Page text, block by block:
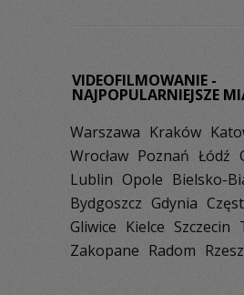
VIDEOFILMOWANIE -
NAJPOPULARNIEJSZE
Warszawa Kraków
Wrocław Poznań Łódź
Lublin Opole Bielsko-
Bydgoszcz Gdynia
Gliwice Kielce Szczecin
Zakopane Radom